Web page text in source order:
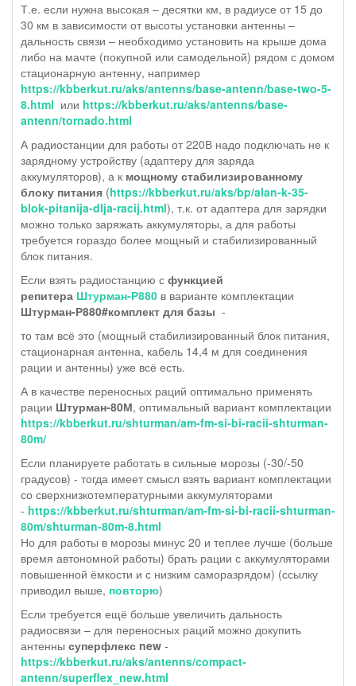
Т.е. если нужна высокая – десятки км, в радиусе от 15 до
30 км в зависимости от высоты установки антенны –
дальность связи – необходимо установить на крыше дома
либо на мачте (покупной или самодельной) рядом с домом
стационарную антенну, например
https://kbberkut.ru/aks/antenns/base-antenn/base-two-5-
8.html или https://kbberkut.ru/aks/antenns/base-
antenn/tornado.html
А радиостанции для работы от 220В надо подключать не к
зарядному устройству (адаптеру для заряда
аккумуляторов), а к мощному стабилизированному
блоку питания (https://kbberkut.ru/aks/bp/alan-k-35-
blok-pitanija-dlja-racij.html), т.к. от адаптера для зарядки
можно только заряжать аккумуляторы, а для работы
требуется гораздо более мощный и стабилизированный
блок питания.
Если взять радиостанцию с функцией
репитера Штурман-Р880 в варианте комплектации
Штурман-Р880#комплект для базы -
то там всё это (мощный стабилизированный блок питания,
стационарная антенна, кабель 14,4 м для соединения
рации и антенны) уже всё есть.
А в качестве переносных раций оптимально применять
рации Штурман-80М, оптимальный вариант комплектации
https://kbberkut.ru/shturman/am-fm-si-bi-racii-shturman-
80m/
Если планируете работать в сильные морозы (-30/-50
градусов) - тогда имеет смысл взять вариант комплектации
со сверхнизкотемпературными аккумуляторами
- https://kbberkut.ru/shturman/am-fm-si-bi-racii-shturman-
80m/shturman-80m-8.html
Но для работы в морозы минус 20 и теплее лучше (больше
время автономной работы) брать рации с аккумуляторами
повышенной ёмкости и с низким саморазрядом) (ссылку
приводил выше, повторю)
Если требуется ещё больше увеличить дальность
радиосвязи – для переносных раций можно докупить
антенны суперфлекс new -
https://kbberkut.ru/aks/antenns/compact-
antenn/superflex_new.html